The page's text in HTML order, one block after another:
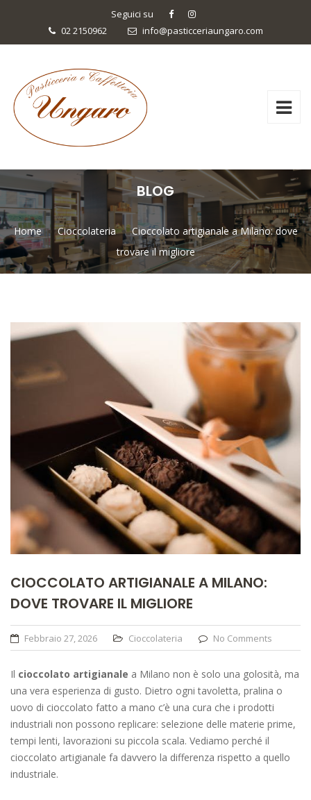
Seguici su
02 2150962
info@pasticceriaungaro.com
BLOG
Home Cioccolateria
Cioccolato artigianale a Milano: dove
trovare il migliore
CIOCCOLATO ARTIGIANALE A MILANO:
DOVE TROVARE IL MIGLIORE
Febbraio 27, 2026 Cioccolateria No Comments
Il cioccolato artigianale a Milano non è solo una golosità, ma
una vera esperienza di gusto. Dietro ogni tavoletta, pralina o
uovo di cioccolato fatto a mano c’è una cura che i prodotti
industriali non possono replicare: selezione delle materie prime,
tempi lenti, lavorazioni su piccola scala. Vediamo perché il
cioccolato artigianale fa davvero la differenza rispetto a quello
industriale.